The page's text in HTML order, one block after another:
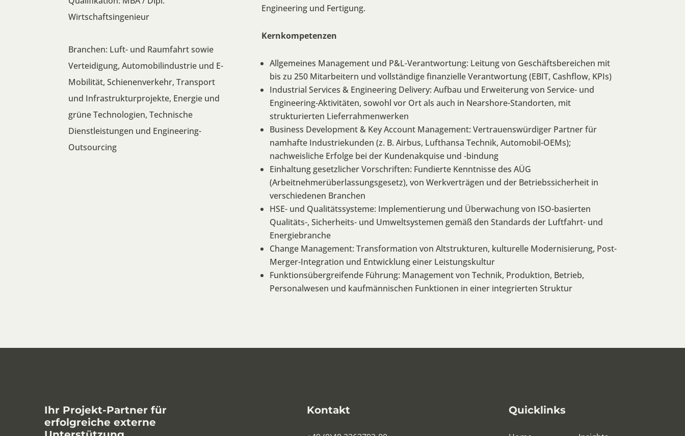
Wirtschaftsingenieur
Branchen: Luft- und Raumfahrt sowie
Verteidigung, Automobilindustrie und E-
Mobilität, Schienenverkehr, Transport
und Infrastrukturprojekte, Energie und
grüne Technologien, Technische
Dienstleistungen und Engineering-
Outsourcing
Engineering und Fertigung.
Kernkompetenzen
Allgemeines Management und P&L-Verantwortung: Leitung von Geschäftsbereichen mit
bis zu 250 Mitarbeitern und vollständige finanzielle Verantwortung (EBIT, Cashflow, KPIs)
Industrial Services & Engineering Delivery: Aufbau und Erweiterung von Service- und
Engineering-Aktivitäten, sowohl vor Ort als auch in Nearshore-Standorten, mit
strukturierten Lieferrahmenwerken
Business Development & Key Account Management: Vertrauenswürdiger Partner für
namhafte Industriekunden (z. B. Airbus, Lufthansa Technik, Automobil-OEMs);
nachweisliche Erfolge bei der Kundenakquise und -bindung
Einhaltung gesetzlicher Vorschriften: Fundierte Kenntnisse des AÜG
(Arbeitnehmerüberlassungsgesetz), von Werkverträgen und der Betriebssicherheit in
verschiedenen Branchen
HSE- und Qualitätssysteme: Implementierung und Überwachung von ISO-basierten
Qualitäts-, Sicherheits- und Umweltsystemen gemäß den Standards der Luftfahrt- und
Energiebranche
Change Management: Transformation von Altstrukturen, kulturelle Modernisierung, Post-
Merger-Integration und Entwicklung einer Leistungskultur
Funktionsübergreifende Führung: Management von Technik, Produktion, Betrieb,
Personalwesen und kaufmännischen Funktionen in einer integrierten Struktur
Ihr Projekt-Partner für
erfolgreiche externe
Kontakt Quicklinks